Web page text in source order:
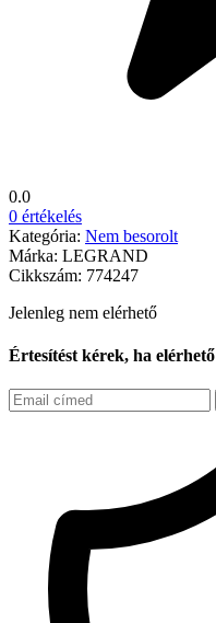
0.0
0 értékelés
Kategória: Nem besorolt
Márka: LEGRAND
Cikkszám: 774247
Jelenleg nem elérhető
Értesítést kérek, ha elérhető